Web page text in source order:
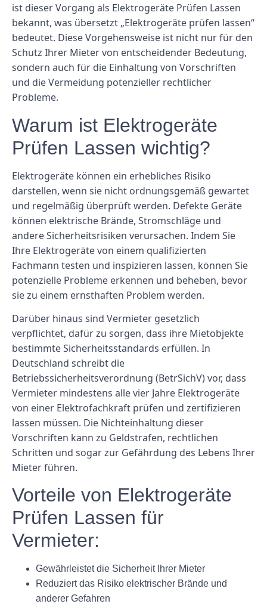
ist dieser Vorgang als Elektrogeräte Prüfen Lassen
bekannt, was übersetzt „Elektrogeräte prüfen lassen“
bedeutet. Diese Vorgehensweise ist nicht nur für den
Schutz Ihrer Mieter von entscheidender Bedeutung,
sondern auch für die Einhaltung von Vorschriften
und die Vermeidung potenzieller rechtlicher
Probleme.
Warum ist Elektrogeräte
Prüfen Lassen wichtig?
Elektrogeräte können ein erhebliches Risiko
darstellen, wenn sie nicht ordnungsgemäß gewartet
und regelmäßig überprüft werden. Defekte Geräte
können elektrische Brände, Stromschläge und
andere Sicherheitsrisiken verursachen. Indem Sie
Ihre Elektrogeräte von einem qualifizierten
Fachmann testen und inspizieren lassen, können Sie
potenzielle Probleme erkennen und beheben, bevor
sie zu einem ernsthaften Problem werden.
Darüber hinaus sind Vermieter gesetzlich
verpflichtet, dafür zu sorgen, dass ihre Mietobjekte
bestimmte Sicherheitsstandards erfüllen. In
Deutschland schreibt die
Betriebssicherheitsverordnung (BetrSichV) vor, dass
Vermieter mindestens alle vier Jahre Elektrogeräte
von einer Elektrofachkraft prüfen und zertifizieren
lassen müssen. Die Nichteinhaltung dieser
Vorschriften kann zu Geldstrafen, rechtlichen
Schritten und sogar zur Gefährdung des Lebens Ihrer
Mieter führen.
Vorteile von Elektrogeräte
Prüfen Lassen für
Vermieter:
Gewährleistet die Sicherheit Ihrer Mieter
Reduziert das Risiko elektrischer Brände und
anderer Gefahren